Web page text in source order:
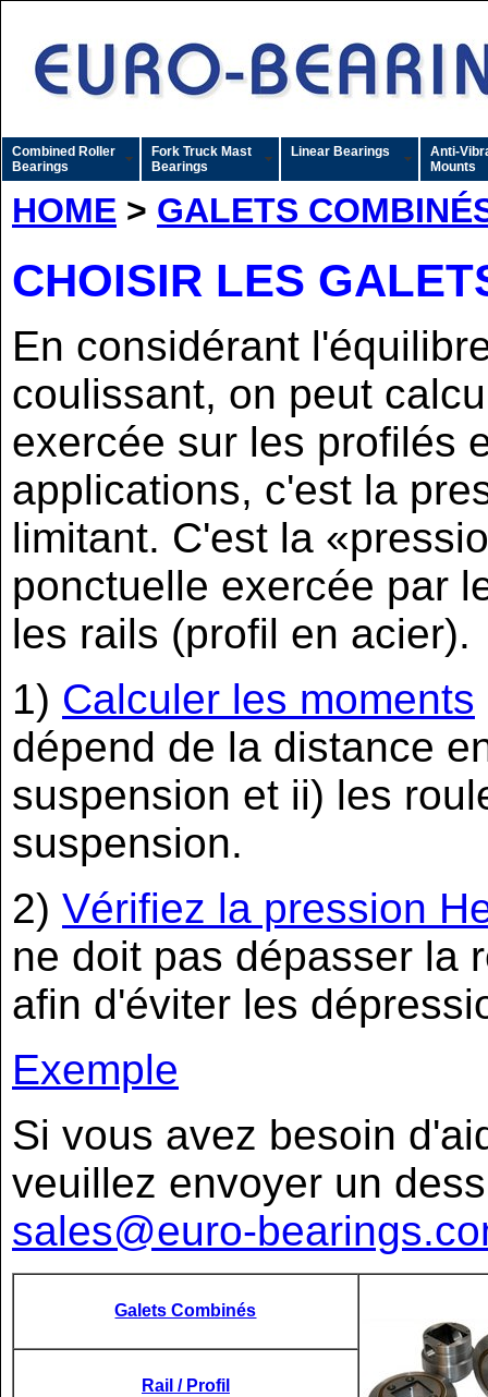
Combined Roller
Bearings
Fork Truck Mast
Bearings
Linear Bearings
Anti-
Mounts
HOME > GALETS
CHOISIR LES
En considérant
coulissant, on peut
exercée sur les profilés
applications, c'est la
limitant. C'est la
ponctuelle exercée par
les rails (profil en acier).
1) Calculer les moments
dépend de la distance
suspension et ii) les
suspension.
2) Vérifiez la pression
ne doit pas dépasser la
afin d'éviter les
Exemple
Si vous avez besoin
veuillez envoyer un
sales@euro-
Galets Combinés
Rail / Profil